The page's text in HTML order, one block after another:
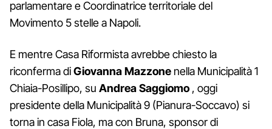
parlamentare e Coordinatrice territoriale del
Movimento 5 stelle a Napoli.
E mentre Casa Riformista avrebbe chiesto la
riconferma diGiovanna Mazzone nella Municipalità 1
Chiaia-Posillipo, su Andrea Saggiomo , oggi
presidente della Municipalità 9 (Pianura-Soccavo) si
torna in casa Fiola, ma con Bruna, sponsor di